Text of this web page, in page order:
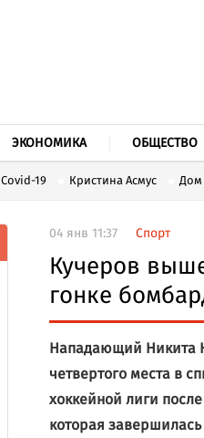
ЭКОНОМИКА ОБЩЕСТВО
Covid-19 Кристина Асмус Дом
04 янв 11:37 Спорт
Кучеров
гонке
Нападающий Никита
четвертого места в
хоккейной лиги
которая